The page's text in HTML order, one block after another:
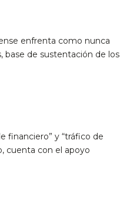
enfrenta como nunca
base de sustentación de los
financiero” y “tráfico de
cuenta con el apoyo